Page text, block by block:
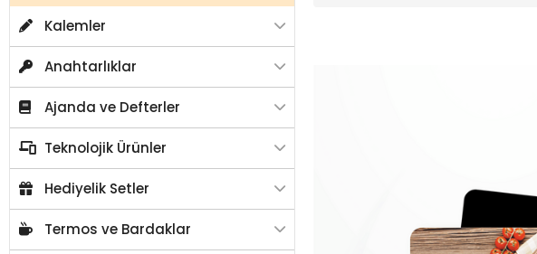
Kalemler
Anahtarlıklar
Ajanda ve Defterler
Teknolojik Ürünler
Hediyelik Setler
Termos ve Bardaklar